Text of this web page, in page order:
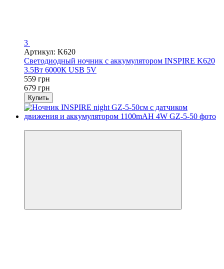
3
Артикул: K620
Светодиодный ночник с аккумулятором INSPIRE K620
3.5Вт 6000К USB 5V
559 грн
679 грн
Купить